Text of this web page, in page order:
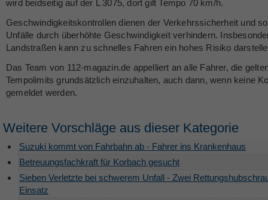
wird beidseitig auf der L 3075, dort gilt Tempo 70 km/h.
Geschwindigkeitskontrollen dienen der Verkehrssicherheit und
Unfälle durch überhöhte Geschwindigkeit verhindern.
Landstraßen kann zu schnelles Fahren ein hohes Risiko
Das Team von 112-magazin.de appelliert an alle Fahrer, die
Tempolimits grundsätzlich einzuhalten, auch dann, wenn keine
gemeldet werden.
Weitere Vorschläge aus dieser Kategorie
Suzuki kommt von Fahrbahn ab - Fahrer ins Krankenhaus
Betreuungsfachkraft für Korbach gesucht
Sieben Verletzte bei schwerem Unfall - Zwei
Einsatz